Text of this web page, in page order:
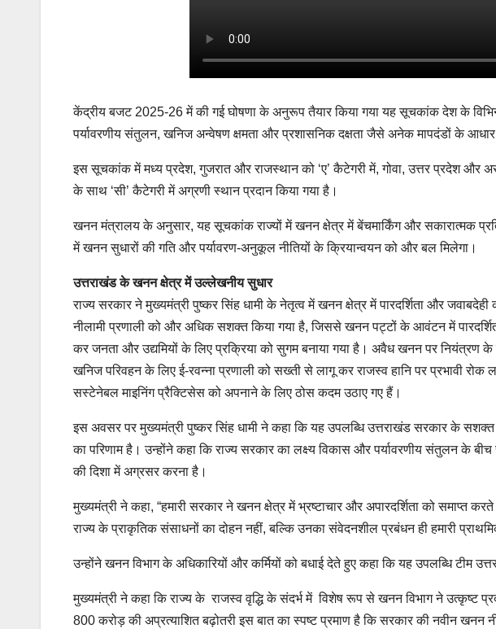
केंद्रीय बजट 2025-26 में की गई घोषणा के अनुरूप तैयार किया गया यह सूचकांक देश के विभिन्न
पर्यावरणीय संतुलन, खनिज अन्वेषण क्षमता और प्रशासनिक दक्षता जैसे अनेक मापदंडों के
इस सूचकांक में मध्य प्रदेश, गुजरात और राजस्थान को ‘ए’ कैटेगरी में, गोवा, उत्तर प्रदेश और
के साथ ‘सी’ कैटेगरी में अग्रणी स्थान प्रदान किया गया है।
खनन मंत्रालय के अनुसार, यह सूचकांक राज्यों में खनन क्षेत्र में बेंचमार्किंग और सकारात्मक
में खनन सुधारों की गति और पर्यावरण-अनुकूल नीतियों के क्रियान्वयन को और बल मिलेगा।
उत्तराखंड के खनन क्षेत्र में उल्लेखनीय सुधार
राज्य सरकार ने मुख्यमंत्री पुष्कर सिंह धामी के नेतृत्व में खनन क्षेत्र में पारदर्शिता और
नीलामी प्रणाली को और अधिक सशक्त किया गया है, जिससे खनन पट्टों के आवंटन में
कर जनता और उद्यमियों के लिए प्रक्रिया को सुगम बनाया गया है। अवैध खनन पर नियंत्रण के
खनिज परिवहन के लिए ई-रवन्ना प्रणाली को सख्ती से लागू कर राजस्व हानि पर प्रभावी रोक
सस्टेनेबल माइनिंग प्रैक्टिसेस को अपनाने के लिए ठोस कदम उठाए गए हैं।
इस अवसर पर मुख्यमंत्री पुष्कर सिंह धामी ने कहा कि यह उपलब्धि उत्तराखंड सरकार के सशक्त
का परिणाम है। उन्होंने कहा कि राज्य सरकार का लक्ष्य विकास और पर्यावरणीय संतुलन के
की दिशा में अग्रसर करना है।
मुख्यमंत्री ने कहा, “हमारी सरकार ने खनन क्षेत्र में भ्रष्टाचार और अपारदर्शिता को समाप्त
राज्य के प्राकृतिक संसाधनों का दोहन नहीं, बल्कि उनका संवेदनशील प्रबंधन ही हमारी
उन्होंने खनन विभाग के अधिकारियों और कर्मियों को बधाई देते हुए कहा कि यह उपलब्धि टीम
मुख्यमंत्री ने कहा कि राज्य के राजस्व वृद्धि के संदर्भ में विशेष रूप से खनन विभाग ने उत्कृष्ट
800 करोड़ की अप्रत्याशित बढ़ोतरी इस बात का स्पष्ट प्रमाण है कि सरकार की नवीन खनन